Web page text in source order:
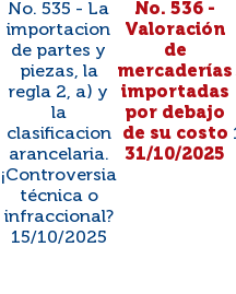
No. 535 - La
importacion
de partes y
piezas, la
regla 2, a) y
la
clasificacion
arancelaria.
¡Controversia
técnica o
infraccional?
15/10/2025
No. 536 -
Valoración
de
mercaderías
importadas
por debajo
de su costo
31/10/2025